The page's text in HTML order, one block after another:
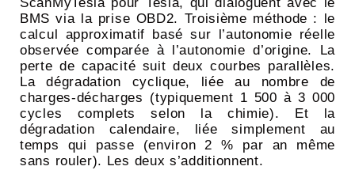
BMS via la prise OBD2. Troisième méthode : le
calcul approximatif basé sur l’autonomie réelle
observée comparée à l’autonomie d’origine. La
perte de capacité suit deux courbes parallèles.
La dégradation cyclique, liée au nombre de
charges-décharges (typiquement 1 500 à 3 000
cycles complets selon la chimie). Et la
dégradation calendaire, liée simplement au
temps qui passe (environ 2 % par an même
sans rouler). Les deux s’additionnent.